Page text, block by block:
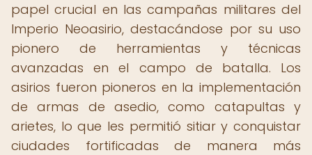
papel crucial en las campañas militares del
Imperio Neoasirio, destacándose por su uso
pionero de herramientas y técnicas
avanzadas en el campo de batalla. Los
asirios fueron pioneros en la implementación
de armas de asedio, como catapultas y
arietes, lo que les permitió sitiar y conquistar
ciudades fortificadas de manera más